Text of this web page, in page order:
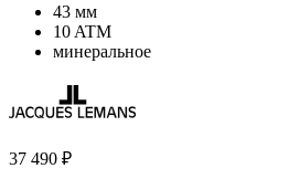
43 мм
10 ATM
минеральное
37 490 ₽